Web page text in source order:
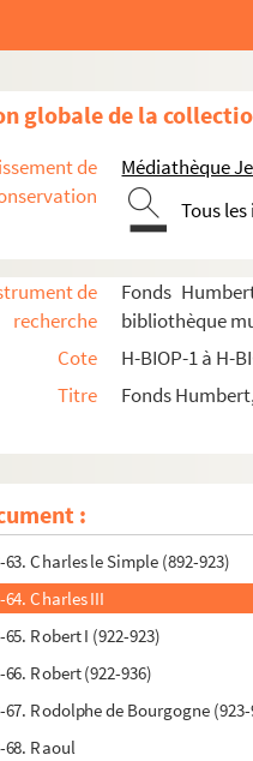
globale de la
de
Médiathèque
Tous
de
recherche
Fonds
bibliothèque
Cote
H-BIOP-1 à H-
Titre
Fonds
:
Charlemagne (762-771, 771-
53. Louis I
54. Charles II, le Chauve (840-877)
Charles II
Louis II, le Bègue (877-879)
Eudes, fils de Robert (888-898)
Eudes, fils de Robert (888-898)
Charles le Simple (892-923)
Charles le Simple (892-923)
Charles III
Robert I (922-923)
Robert (922-936)
67. Rodolphe de Bourgogne
68. Raoul